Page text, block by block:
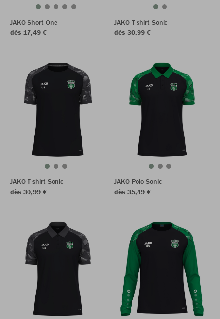
JAKO Short One
dès 17,49 €
JAKO T-shirt Sonic
dès 30,99 €
JAKO T-shirt Sonic
dès 30,99 €
JAKO Polo Sonic
dès 35,49 €